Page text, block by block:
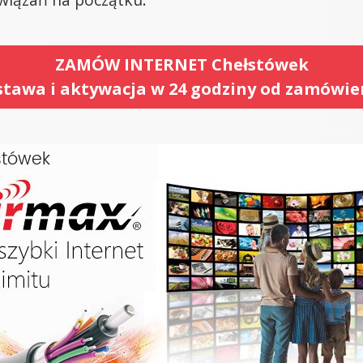
ZAMÓW INTERNET Chełstówek
i aktywacja w 24 godziny od